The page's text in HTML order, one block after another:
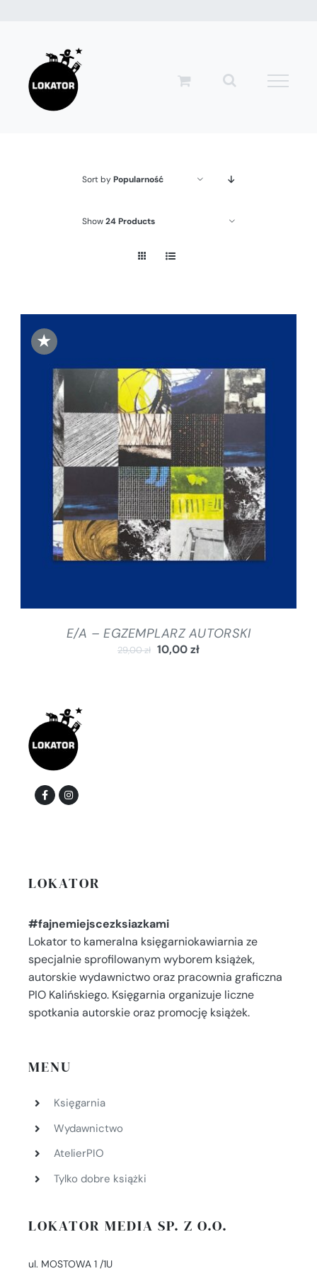
zawartości
Sort byPopularność
Show24 Products
★
DODAJ DO KOSZYKA / SZCZEGÓŁY
E/A – EGZEMPLARZ AUTORSKI
29,00zł 10,00zł
LOKATOR
#fajnemiejscezksiazkami
Lokator to kameralna księgarniokawiarnia ze
specjalnie sprofilowanym wyborem książek,
autorskie wydawnictwo oraz pracownia graficzna
PIO Kalińskiego. Księgarnia organizuje liczne
spotkania autorskie oraz promocję książek.
MENU
Księgarnia
Wydawnictwo
AtelierPIO
Tylko dobre książki
LOKATOR MEDIA SP. Z O.O.
ul. MOSTOWA 1 /1U